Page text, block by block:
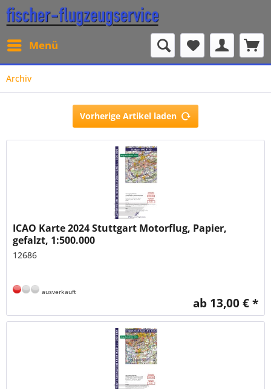
Menü
Archiv
Vorherige Artikel laden
ICAO Karte 2024 Stuttgart Motorflug, Papier,
gefalzt, 1:500.000
12686
ausverkauft
ab 13,00 € *